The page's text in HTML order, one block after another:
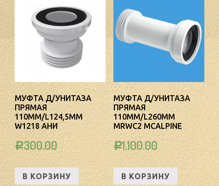
МУФТА Д/УНИТАЗА
ПРЯМАЯ
110ММ/L124,5ММ
W1218 АНИ
Р300.00
В КОРЗИНУ
МУФТА Д/УНИТАЗА
ПРЯМАЯ
110ММ/L260ММ
MRWC2 MCALPINE
Р1,100.00
В КОРЗИНУ